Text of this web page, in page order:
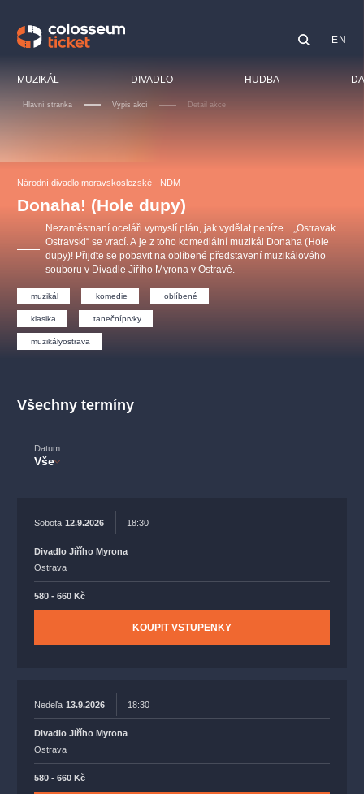
MUZIKÁL DIVADLO HUDBA
EN
Hlavní stránka Výpis akcí Detail akce
Národní divadlo moravskoslezské - NDM
Donaha! (Hole dupy)
Nezaměstnaní oceláři vymyslí plán, jak vydělat peníze... „Ostravak
Ostravski“ se vrací. A je z toho komediální muzikál Donaha (Hole
dupy)! Přijďte se pobavit na oblíbené představení muzikálového
souboru v Divadle Jiřího Myrona v Ostravě.
muzikál komedie oblíbené
klasika tanečníprvky
muzikályostrava
Všechny termíny
Datum
Vše
Sobota 12.9.2026 18:30
Divadlo Jiřího Myrona
Ostrava
580 - 660 Kč
KOUPIT VSTUPENKY
Nedeľa 13.9.2026 18:30
Divadlo Jiřího Myrona
Ostrava
580 - 660 Kč
OBYČEJNÁ HOLKA
Agentura 44, s.r.o.
Pink Panther Agency,
s.r.o.
muzikálypraha
Nejnavštěvovanější